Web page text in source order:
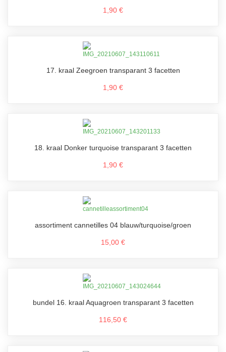
1,90 €
17. kraal Zeegroen transparant 3 facetten
1,90 €
18. kraal Donker turquoise transparant 3 facetten
1,90 €
assortiment cannetilles 04 blauw/turquoise/groen
15,00 €
bundel 16. kraal Aquagroen transparant 3 facetten
116,50 €